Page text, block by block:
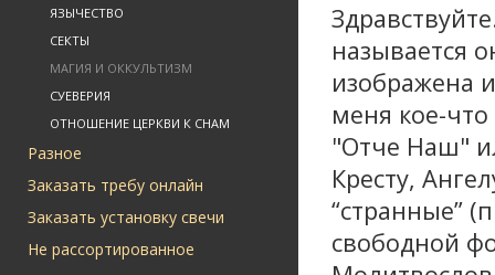
ЯЗЫЧЕСТВО
СЕКТЫ
МАГИЯ И ОККУЛЬТИЗМ
СУЕВЕРИЯ
ОТНОШЕНИЕ ЦЕРКВИ К СНАМ
Разное
Заказать требу онлайн
Заказать установку свечи
Не рассортированное
называется
изображена
меня кое-
"Отче Наш"
Кресту,
“странные”
свободной